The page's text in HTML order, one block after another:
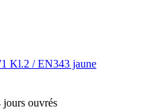
Kl.2 / EN343 jaune
ouvrés